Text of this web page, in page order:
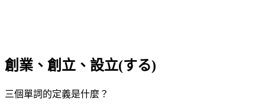
創業、創立、設立(する)
三個單詞的定義是什麼？